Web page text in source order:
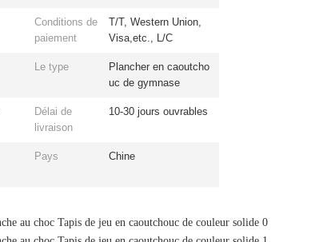
Conditions de
paiement
T/T, Western Union,
Visa,etc., L/C
Le type
Plancher en caoutcho
uc de gymnase
Délai de
livraison
10-30 jours ouvrables
Pays Chine